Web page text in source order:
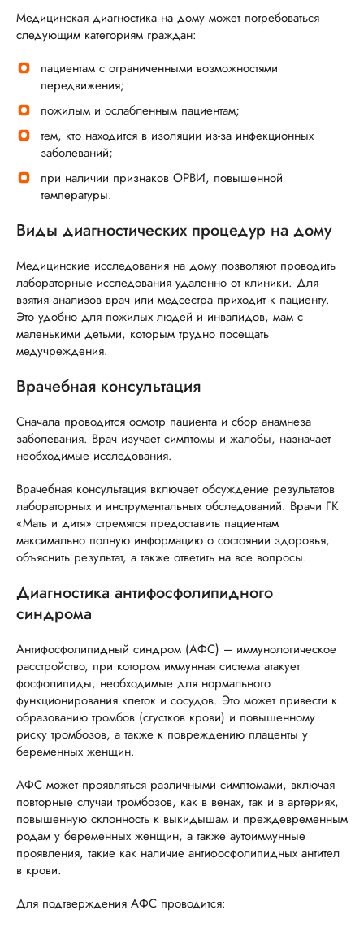
Медицинская диагностика на дому может потребоваться
следующим категориям граждан:
пациентам с ограниченными возможностями
передвижения;
пожилым и ослабленным пациентам;
тем, кто находится в изоляции из-за инфекционных
заболеваний;
при наличии признаков ОРВИ, повышенной
температуры.
Виды диагностических процедур на дому
Медицинские исследования на дому позволяют проводить
лабораторные исследования удаленно от клиники. Для
взятия анализов врач или медсестра приходит к пациенту.
Это удобно для пожилых людей и инвалидов, мам с
маленькими детьми, которым трудно посещать
медучреждения.
Врачебная консультация
Сначала проводится осмотр пациента и сбор анамнеза
заболевания. Врач изучает симптомы и жалобы, назначает
необходимые исследования.
Врачебная консультация включает обсуждение результатов
лабораторных и инструментальных обследований. Врачи ГК
«Мать и дитя» стремятся предоставить пациентам
максимально полную информацию о состоянии здоровья,
объяснить результат, а также ответить на все вопросы.
Диагностика антифосфолипидного
синдрома
Антифосфолипидный синдром (АФС) – иммунологическое
расстройство, при котором иммунная система атакует
фосфолипиды, необходимые для нормального
функционирования клеток и сосудов. Это может привести к
образованию тромбов (сгустков крови) и повышенному
риску тромбозов, а также к повреждению плаценты у
беременных женщин.
АФС может проявляться различными симптомами, включая
повторные случаи тромбозов, как в венах, так и в артериях,
повышенную склонность к выкидышам и преждевременным
родам у беременных женщин, а также аутоиммунные
проявления, такие как наличие антифосфолипидных антител
в крови.
Для подтверждения АФС проводится: